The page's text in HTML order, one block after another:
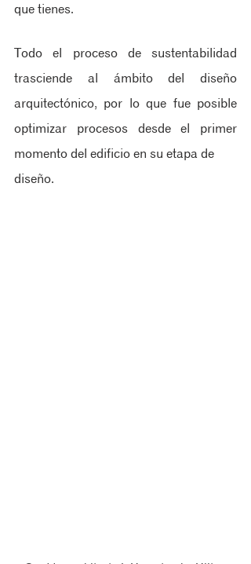
que tienes.
Todo el proceso de sustentabilidad
trasciende al ámbito del diseño
arquitectónico, por lo que fue posible
optimizar procesos desde el primer
momento del edificio en su etapa de
diseño.